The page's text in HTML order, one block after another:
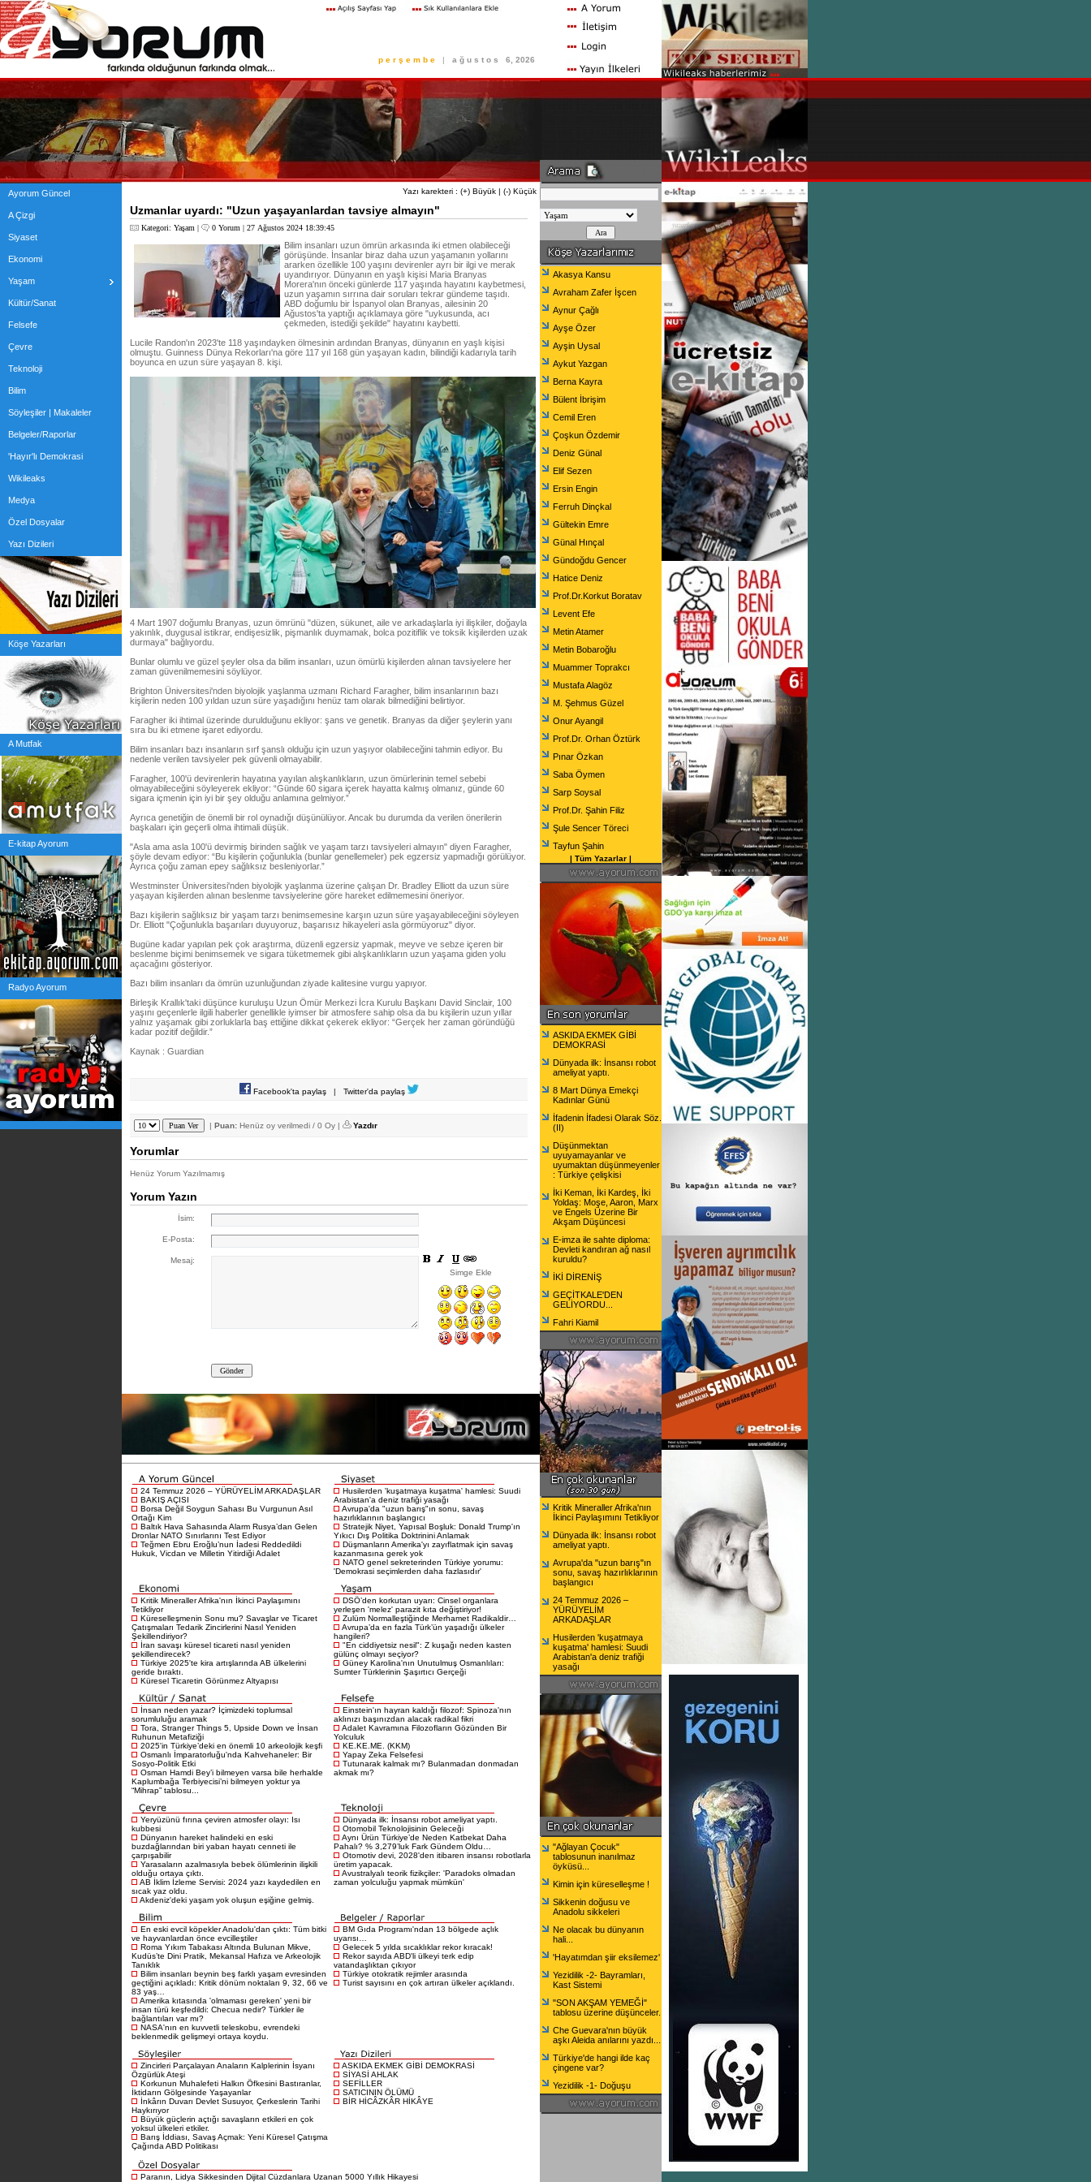
p e r ş e m b e | a ğ u s t o s 6, 2026
Ayorum Güncel
A Çizgi
Siyaset
Ekonomi
Yaşam
Kültür/Sanat
Felsefe
Çevre
Teknoloji
Bilim
Söyleşiler | Makaleler
Belgeler/Raporlar
'Hayır'lı Demokrasi
Wikileaks
Medya
Özel Dosyalar
Yazı Dizileri
Köşe Yazarları
A Mutfak
E-kitap Ayorum
Radyo Ayorum
Yazı karekteri : (+) Büyük | (-) Küçük
Uzmanlar uyardı: "Uzun yaşayanlardan tavsiye almayın"
Kategori: Yaşam | 0 Yorum | 27 Ağustos 2024 18:39:45
Bilim insanları uzun ömrün arkasında iki etmen olabileceği
görüşünde. İnsanlar biraz daha uzun yaşamanın yollarını
ararken özellikle 100 yaşını devirenler ayrı bir ilgi ve merak
uyandırıyor. Dünyanın en yaşlı kişisi Maria Branyas
Morera'nın önceki günlerde 117 yaşında hayatını kaybetmesi,
uzun yaşamın sırrına dair soruları tekrar gündeme taşıdı.
ABD doğumlu bir İspanyol olan Branyas, ailesinin 20
Ağustos'ta yaptığı açıklamaya göre "uykusunda, acı
çekmeden, istediği şekilde" hayatını kaybetti.
Lucile Randon'ın 2023'te 118 yaşındayken ölmesinin ardından Branyas, dünyanın en yaşlı kişisi
olmuştu. Guinness Dünya Rekorları'na göre 117 yıl 168 gün yaşayan kadın, bilindiği kadarıyla tarih
boyunca en uzun süre yaşayan 8. kişi.
4 Mart 1907 doğumlu Branyas, uzun ömrünü "düzen, sükunet, aile ve arkadaşlarla iyi ilişkiler, doğayla
yakınlık, duygusal istikrar, endişesizlik, pişmanlık duymamak, bolca pozitiflik ve toksik kişilerden uzak
durmaya" bağlıyordu.
Bunlar olumlu ve güzel şeyler olsa da bilim insanları, uzun ömürlü kişilerden alınan tavsiyelere her
zaman güvenilmemesini söylüyor.
Brighton Üniversitesi'nden biyolojik yaşlanma uzmanı Richard Faragher, bilim insanlarının bazı
kişilerin neden 100 yıldan uzun süre yaşadığını henüz tam olarak bilmediğini belirtiyor.
Faragher iki ihtimal üzerinde durulduğunu ekliyor: şans ve genetik. Branyas da diğer şeylerin yanı
sıra bu iki etmene işaret ediyordu.
Bilim insanları bazı insanların sırf şanslı olduğu için uzun yaşıyor olabileceğini tahmin ediyor. Bu
nedenle verilen tavsiyeler pek güvenli olmayabilir.
Faragher, 100'ü devirenlerin hayatına yayılan alışkanlıkların, uzun ömürlerinin temel sebebi
olmayabileceğini söyleyerek ekliyor: “Günde 60 sigara içerek hayatta kalmış olmanız, günde 60
sigara içmenin için iyi bir şey olduğu anlamına gelmiyor.”
Ayrıca genetiğin de önemli bir rol oynadığı düşünülüyor. Ancak bu durumda da verilen önerilerin
başkaları için geçerli olma ihtimali düşük.
"Asla ama asla 100'ü devirmiş birinden sağlık ve yaşam tarzı tavsiyeleri almayın" diyen Faragher,
şöyle devam ediyor: “Bu kişilerin çoğunlukla (bunlar genellemeler) pek egzersiz yapmadığı görülüyor.
Ayrıca çoğu zaman epey sağlıksız besleniyorlar.”
Westminster Üniversitesi'nden biyolojik yaşlanma üzerine çalışan Dr. Bradley Elliott da uzun süre
yaşayan kişilerden alınan beslenme tavsiyelerine göre hareket edilmemesini öneriyor.
Bazı kişilerin sağlıksız bir yaşam tarzı benimsemesine karşın uzun süre yaşayabileceğini söyleyen
Dr. Elliott "Çoğunlukla başarıları duyuyoruz, başarısız hikayeleri asla görmüyoruz" diyor.
Bugüne kadar yapılan pek çok araştırma, düzenli egzersiz yapmak, meyve ve sebze içeren bir
beslenme biçimi benimsemek ve sigara tüketmemek gibi alışkanlıkların uzun yaşama giden yolu
açacağını gösteriyor.
Bazı bilim insanları da ömrün uzunluğundan ziyade kalitesine vurgu yapıyor.
Birleşik Krallık'taki düşünce kuruluşu Uzun Ömür Merkezi İcra Kurulu Başkanı David Sinclair, 100
yaşını geçenlerle ilgili haberler genellikle iyimser bir atmosfere sahip olsa da bu kişilerin uzun yıllar
yalnız yaşamak gibi zorluklarla baş ettiğine dikkat çekerek ekliyor: “Gerçek her zaman göründüğü
kadar pozitif değildir.”
Kaynak : Guardian
Facebook'ta paylaş | Twitter'da paylaş
| Puan: Henüz oy verilmedi / 0 Oy | Yazdır
Yorumlar
Henüz Yorum Yazılmamış
Yorum Yazın
İsim:
E-Posta:
Mesaj:
Simge Ekle
24 Temmuz 2026 – YÜRÜYELİM ARKADAŞLAR
BAKIŞ AÇISI
Borsa Değil Soygun Sahası Bu Vurgunun Asıl
Ortağı Kim
Baltık Hava Sahasında Alarm Rusya’dan Gelen
Dronlar NATO Sınırlarını Test Ediyor
Teğmen Ebru Eroğlu’nun İadesi Reddedildi
Hukuk, Vicdan ve Milletin Yitirdiği Adalet
Husilerden 'kuşatmaya kuşatma' hamlesi: Suudi
Arabistan'a deniz trafiği yasağı
Avrupa'da "uzun barış"ın sonu, savaş
hazırlıklarının başlangıcı
Stratejik Niyet, Yapısal Boşluk: Donald Trump'ın
Yıkıcı Dış Politika Doktrinini Anlamak
Düşmanların Amerika'yı zayıflatmak için savaş
kazanmasına gerek yok
NATO genel sekreterinden Türkiye yorumu:
'Demokrasi seçimlerden daha fazlasıdır'
Kritik Mineraller Afrika'nın İkinci Paylaşımını
Tetikliyor
Küreselleşmenin Sonu mu? Savaşlar ve Ticaret
Çatışmaları Tedarik Zincirlerini Nasıl Yeniden
Şekillendiriyor?
İran savaşı küresel ticareti nasıl yeniden
şekillendirecek?
Türkiye 2025'te kira artışlarında AB ülkelerini
geride bıraktı.
Küresel Ticaretin Görünmez Altyapısı
DSÖ’den korkutan uyarı: Cinsel organlara
yerleşen 'melez' parazit kıta değiştiriyor!
Zulüm Normalleştiğinde Merhamet Radikaldir…
Avrupa’da en fazla Türk’ün yaşadığı ülkeler
hangileri?
"En ciddiyetsiz nesil": Z kuşağı neden kasten
gülünç olmayı seçiyor?
Güney Karolina'nın Unutulmuş Osmanlıları:
Sumter Türklerinin Şaşırtıcı Gerçeği
İnsan neden yazar? İçimizdeki toplumsal
sorumluluğu aramak
Tora, Stranger Things 5, Upside Down ve İnsan
Ruhunun Metafiziği
2025'in Türkiye’deki en önemli 10 arkeolojik keşfi
Osmanlı İmparatorluğu'nda Kahvehaneler: Bir
Sosyo-Politik Etki
Osman Hamdi Bey’i bilmeyen varsa bile herhalde
Kaplumbağa Terbiyecisi’ni bilmeyen yoktur ya
“Mihrap” tablosu...
Einstein'ın hayran kaldığı filozof: Spinoza'nın
aklınızı başınızdan alacak radikal fikri
Adalet Kavramına Filozofların Gözünden Bir
Yolculuk
KE.KE.ME. (KKM)
Yapay Zeka Felsefesi
Tutunarak kalmak mı? Bulanmadan donmadan
akmak mı?
Yeryüzünü fırına çeviren atmosfer olayı: Isı
kubbesi
Dünyanın hareket halindeki en eski
buzdağlarından biri yaban hayatı cenneti ile
çarpışabilir
Yarasaların azalmasıyla bebek ölümlerinin ilişkili
olduğu ortaya çıktı.
AB İklim İzleme Servisi: 2024 yazı kaydedilen en
sıcak yaz oldu.
Akdeniz'deki yaşam yok oluşun eşiğine gelmiş.
Dünyada ilk: İnsansı robot ameliyat yaptı.
Otomobil Teknolojisinin Geleceği
Aynı Ürün Türkiye’de Neden Katbekat Daha
Pahalı? % 3,279’luk Fark Gündem Oldu…
Otomotiv devi, 2028'den itibaren insansı robotlarla
üretim yapacak.
Avustralyalı teorik fizikçiler: 'Paradoks olmadan
zaman yolculuğu yapmak mümkün'
En eski evcil köpekler Anadolu'dan çıktı: Tüm bitki
ve hayvanlardan önce evcilleştiler
Roma Yıkım Tabakası Altında Bulunan Mikve,
Kudüs’te Dini Pratik, Mekansal Hafıza ve Arkeolojik
Tanıklık
Bilim insanları beynin beş farklı yaşam evresinden
geçtiğini açıkladı: Kritik dönüm noktaları 9, 32, 66 ve
83 yaş…
Amerika kıtasında 'olmaması gereken' yeni bir
insan türü keşfedildi: Checua nedir? Türkler ile
bağlantıları var mı?
NASA'nın en kuvvetli teleskobu, evrendeki
beklenmedik gelişmeyi ortaya koydu.
BM Gıda Programı'ndan 13 bölgede açlık
uyarısı…
Gelecek 5 yılda sıcaklıklar rekor kıracak!
Rekor sayıda ABD'li ülkeyi terk edip
vatandaşlıktan çıkıyor
Türkiye otokratik rejimler arasında
Turist sayısını en çok artıran ülkeler açıklandı.
Zincirleri Parçalayan Anaların Kalplerinin İsyanı
Özgürlük Ateşi
Korkunun Muhalefeti Halkın Öfkesini Bastıranlar,
İktidarın Gölgesinde Yaşayanlar
İnkârın Duvarı Devlet Susuyor, Çerkeslerin Tarihi
Haykırıyor
Büyük güçlerin açtığı savaşların etkileri en çok
yoksul ülkeleri etkiler.
Barış İddiası, Savaş Açmak: Yeni Küresel Çatışma
Çağında ABD Politikası
ASKIDA EKMEK GİBİ DEMOKRASİ
SİYASİ AHLAK
SEFİLLER
SATICININ ÖLÜMÜ
BİR HİCÂZKÂR HİKÂYE
Paranın, Lidya Sikkesinden Dijital Cüzdanlara Uzanan 5000 Yıllık Hikayesi
Akasya Kansu
Avraham Zafer İşcen
Aynur Çağlı
Ayşe Özer
Ayşin Uysal
Aykut Yazgan
Berna Kayra
Bülent İbrişim
Cemil Eren
Çoşkun Özdemir
Deniz Günal
Elif Sezen
Ersin Engin
Ferruh Dinçkal
Gültekin Emre
Günal Hınçal
Gündoğdu Gencer
Hatice Deniz
Prof.Dr.Korkut Boratav
Levent Efe
Metin Atamer
Metin Bobaroğlu
Muammer Toprakcı
Mustafa Alagöz
M. Şehmus Güzel
Onur Ayangil
Prof.Dr. Orhan Öztürk
Pınar Özkan
Saba Öymen
Sarp Soysal
Prof.Dr. Şahin Filiz
Şule Sencer Töreci
Tayfun Şahin
| Tüm Yazarlar |
ASKIDA EKMEK GİBİ
DEMOKRASİ
Dünyada ilk: İnsansı robot
ameliyat yaptı.
8 Mart Dünya Emekçi
Kadınlar Günü
İfadenin İfadesi Olarak Söz.
(II)
Düşünmektan
uyuyamayanlar ve
uyumaktan düşünmeyenler
: Türkiye çelişkisi
İki Keman, İki Kardeş, İki
Yoldaş: Moşe, Aaron, Marx
ve Engels Üzerine Bir
Akşam Düşüncesi
E-imza ile sahte diploma:
Devleti kandıran ağ nasıl
kuruldu?
İKİ DİRENİŞ
GEÇİTKALE'DEN
GELİYORDU...
Fahri Kiamil
Kritik Mineraller Afrika'nın
İkinci Paylaşımını Tetikliyor
Dünyada ilk: İnsansı robot
ameliyat yaptı.
Avrupa'da "uzun barış"ın
sonu, savaş hazırlıklarının
başlangıcı
24 Temmuz 2026 –
YÜRÜYELİM
ARKADAŞLAR
Husilerden 'kuşatmaya
kuşatma' hamlesi: Suudi
Arabistan'a deniz trafiği
yasağı
"Ağlayan Çocuk"
tablosunun inanılmaz
öyküsü...
Kimin için küreselleşme !
Sikkenin doğusu ve
Anadolu sikkeleri
Ne olacak bu dünyanın
hali...
'Hayatımdan şiir eksilemez'
Yezidilik -2- Bayramları,
Kast Sistemi
"SON AKŞAM YEMEĞİ"
tablosu üzerine düşünceler.
Che Guevara'nın büyük
aşkı Aleida anılarını yazdı...
Türkiye'de hangi ilde kaç
çingene var?
Yezidilik -1- Doğuşu